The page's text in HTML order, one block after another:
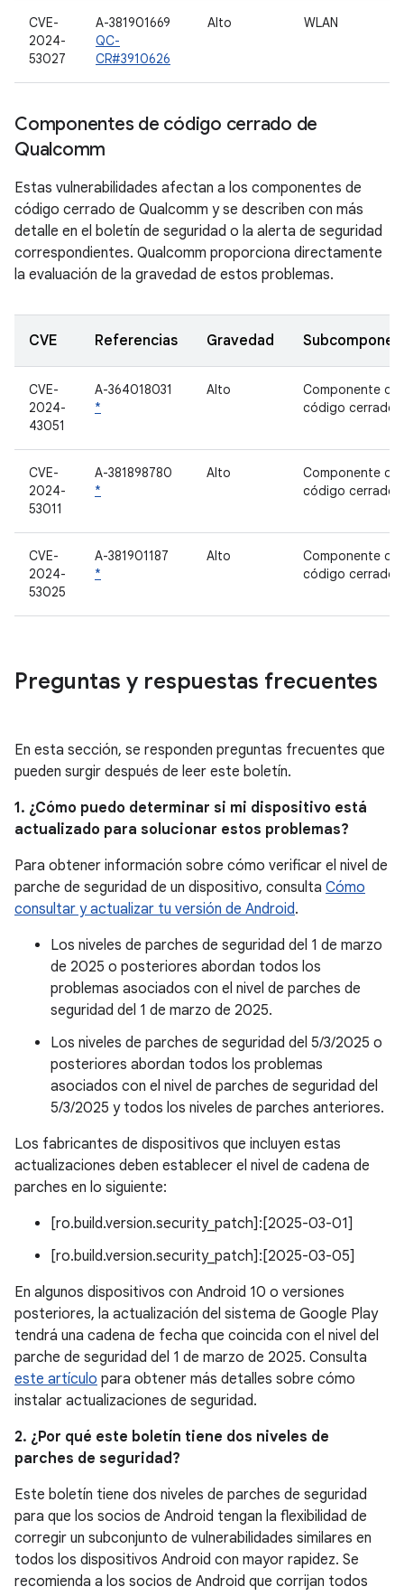
CVE-
2024-
53027
A-381901669
QC-
CR#3910626
Alto WLAN
Componentes de código cerrado de
Qualcomm
Estas vulnerabilidades afectan a los componentes de
código cerrado de Qualcomm y se describen con más
detalle en el boletín de seguridad o la alerta de seguridad
correspondientes. Qualcomm proporciona directamente
la evaluación de la gravedad de estos problemas.
CVE Referencias Gravedad
CVE-
2024-
43051
A-364018031
*
Alto
Componente de
código cerrado
CVE-
2024-
53011
A-381898780
*
Alto
Componente de
código cerrado
CVE-
2024-
53025
A-381901187
*
Alto
Componente de
código cerrado
Preguntas y respuestas frecuentes
En esta sección, se responden preguntas frecuentes que
pueden surgir después de leer este boletín.
1. ¿Cómo puedo determinar si mi dispositivo está
actualizado para solucionar estos problemas?
Para obtener información sobre cómo verificar el nivel de
parche de seguridad de un dispositivo, consulta Cómo
consultar y actualizar tu versión de Android.
Los niveles de parches de seguridad del 1 de marzo
de 2025 o posteriores abordan todos los
problemas asociados con el nivel de parches de
seguridad del 1 de marzo de 2025.
Los niveles de parches de seguridad del 5/3/2025 o
posteriores abordan todos los problemas
asociados con el nivel de parches de seguridad del
5/3/2025 y todos los niveles de parches anteriores.
Los fabricantes de dispositivos que incluyen estas
actualizaciones deben establecer el nivel de cadena de
parches en lo siguiente:
[ro.build.version.security_patch]:[2025-03-01]
[ro.build.version.security_patch]:[2025-03-05]
En algunos dispositivos con Android 10 o versiones
posteriores, la actualización del sistema de Google Play
tendrá una cadena de fecha que coincida con el nivel del
parche de seguridad del 1 de marzo de 2025. Consulta
este artículo para obtener más detalles sobre cómo
instalar actualizaciones de seguridad.
2. ¿Por qué este boletín tiene dos niveles de
parches de seguridad?
Este boletín tiene dos niveles de parches de seguridad
para que los socios de Android tengan la flexibilidad de
corregir un subconjunto de vulnerabilidades similares en
todos los dispositivos Android con mayor rapidez. Se
recomienda a los socios de Android que corrijan todos